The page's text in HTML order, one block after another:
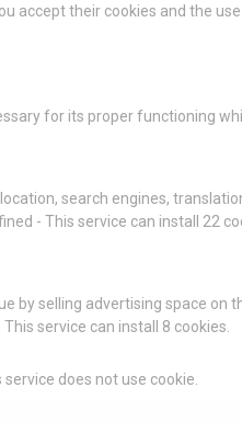
accept their cookies and the
for its proper functioning
search engines,
- This service can install 22
by selling advertising space on
This service can install 8 cookies.
service does not use cookie.